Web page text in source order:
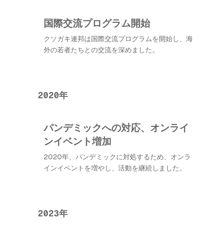
国際交流プログラム開始
クソガキ連邦は国際交流プログラムを開始し、海
外の若者たちとの交流を深めました。
2020年
パンデミックへの対応、オンライ
ンイベント増加
2020年、パンデミックに対処するため、オンラ
インイベントを増やし、活動を継続しました。
2023年